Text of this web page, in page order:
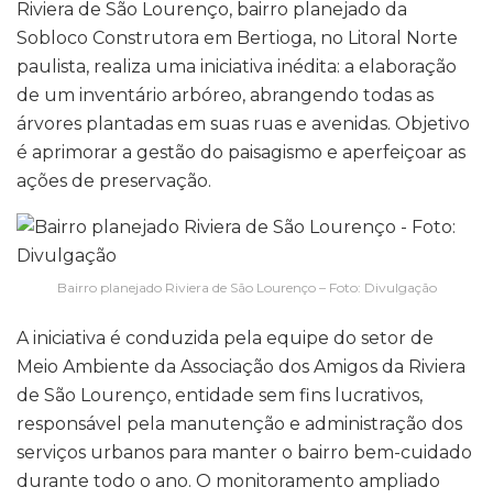
Riviera de São Lourenço, bairro planejado da
Sobloco Construtora em Bertioga, no Litoral Norte
paulista, realiza uma iniciativa inédita: a elaboração
de um inventário arbóreo, abrangendo todas as
árvores plantadas em suas ruas e avenidas. Objetivo
é aprimorar a gestão do paisagismo e aperfeiçoar as
ações de preservação.
Bairro planejado Riviera de São Lourenço – Foto: Divulgação
A iniciativa é conduzida pela equipe do setor de
Meio Ambiente da Associação dos Amigos da Riviera
de São Lourenço, entidade sem fins lucrativos,
responsável pela manutenção e administração dos
serviços urbanos para manter o bairro bem-cuidado
durante todo o ano. O monitoramento ampliado